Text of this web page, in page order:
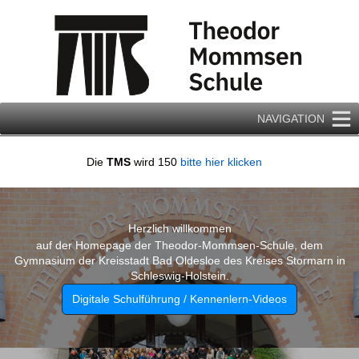
NAVIGATION
Die TMS wird 150 bitte hier klicken
Herzlich willkommen
auf der Homepage der Theodor-Mommsen-Schule, dem
Gymnasium der Kreisstadt Bad Oldesloe des Kreises Stormarn in
Schleswig-Holstein.
Digitale Schulführung / Kennenlern-Videos